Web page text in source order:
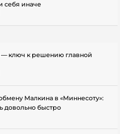
себя иначе
— ключ к решению главной
Малкина в «Миннесоту»:
довольно быстро